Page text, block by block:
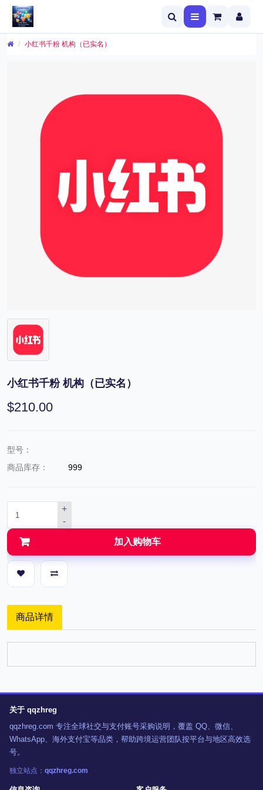
小红书千粉 机构（已实名）
小红书千粉 机构（已实名）
$210.00
型号：
商品库存：
999
-
+
加入购物车
商品详情
关于 qqzhreg
qqzhreg.com 专注全球社交与支付账号采购说明，覆盖 QQ、微信、
WhatsApp、海外支付宝等品类，帮助跨境运营团队按平台与地区高效选
号。
独立站点： qqzhreg.com